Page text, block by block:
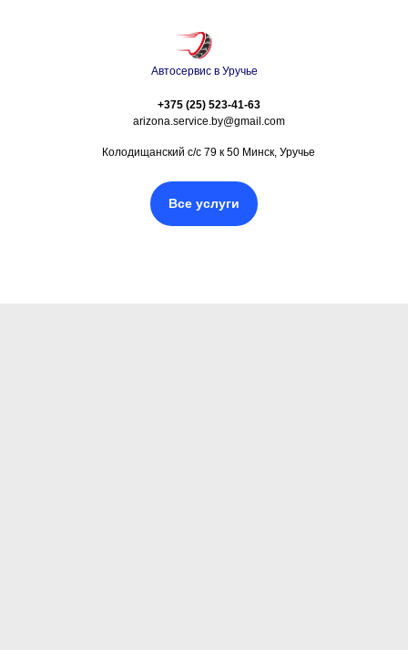
Автосервис в Уручье
+375 (25) 523-41-63
arizona.service.by@gmail.com
Колодищанский с/с 79 к 50 Минск, Уручье
Все услуги